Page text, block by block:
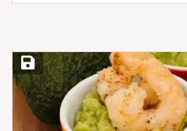
Save Recipe